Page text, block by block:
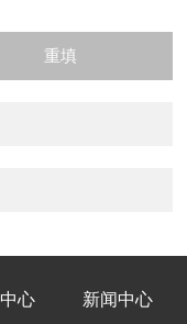
心 新闻中心